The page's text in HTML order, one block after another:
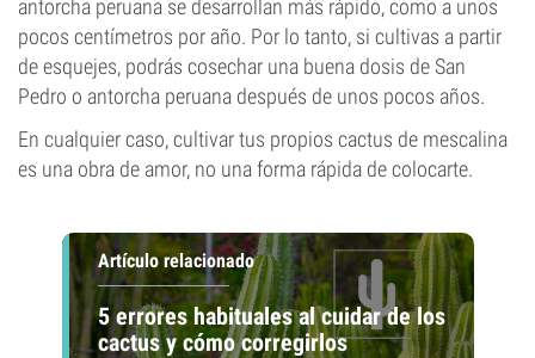
antorcha peruana se desarrollan más rápido, como a unos
pocos centímetros por año. Por lo tanto, si cultivas a partir
de esquejes, podrás cosechar una buena dosis de San
Pedro o antorcha peruana después de unos pocos años.
En cualquier caso, cultivar tus propios cactus de mescalina
es una obra de amor, no una forma rápida de colocarte.
Artículo relacionado
5 errores habituales al cuidar de los
cactus y cómo corregirlos